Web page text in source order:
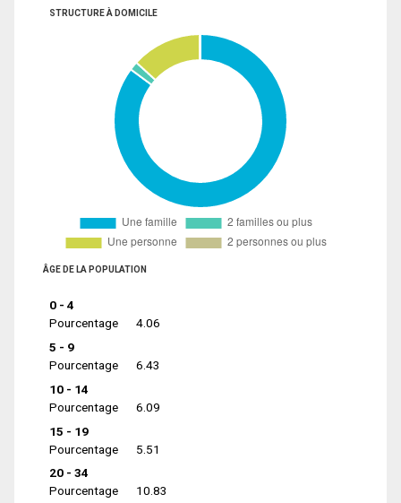
STRUCTURE À DOMICILE
ÂGE DE LA POPULATION
0 - 4
Pourcentage
4.06
5 - 9
Pourcentage
6.43
10 - 14
Pourcentage
6.09
15 - 19
Pourcentage
5.51
20 - 34
Pourcentage
10.83